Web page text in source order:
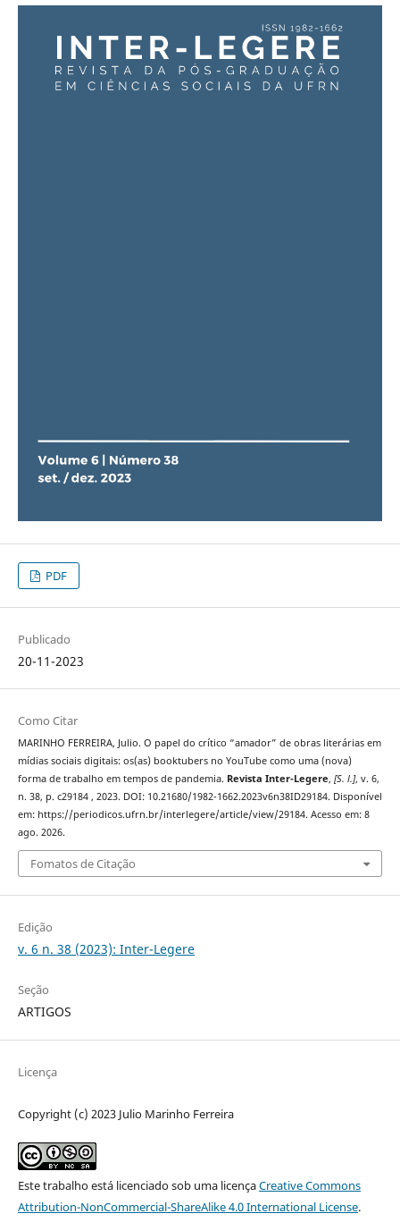
PDF
Publicado
20-11-2023
Como Citar
MARINHO FERREIRA, Julio. O papel do crítico “amador” de obras literárias em
mídias sociais digitais: os(as) booktubers no YouTube como uma (nova)
forma de trabalho em tempos de pandemia. Revista Inter-Legere, [S. l.], v. 6,
n. 38, p. c29184 , 2023. DOI: 10.21680/1982-1662.2023v6n38ID29184. Disponível
em: https://periodicos.ufrn.br/interlegere/article/view/29184. Acesso em: 8
ago. 2026.
Fomatos de Citação
Edição
v. 6 n. 38 (2023): Inter-Legere
Seção
ARTIGOS
Licença
Copyright (c) 2023 Julio Marinho Ferreira
Este trabalho está licenciado sob uma licençaCreative Commons
Attribution-NonCommercial-ShareAlike 4.0 International License.